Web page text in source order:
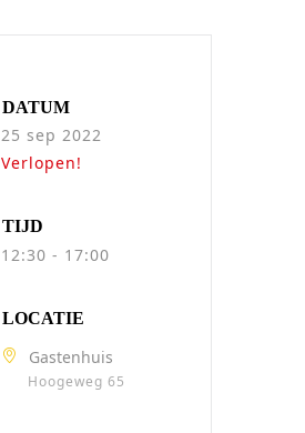
DATUM
25 sep 2022
Verlopen!
TIJD
12:30 - 17:00
LOCATIE
Gastenhuis
Hoogeweg 65